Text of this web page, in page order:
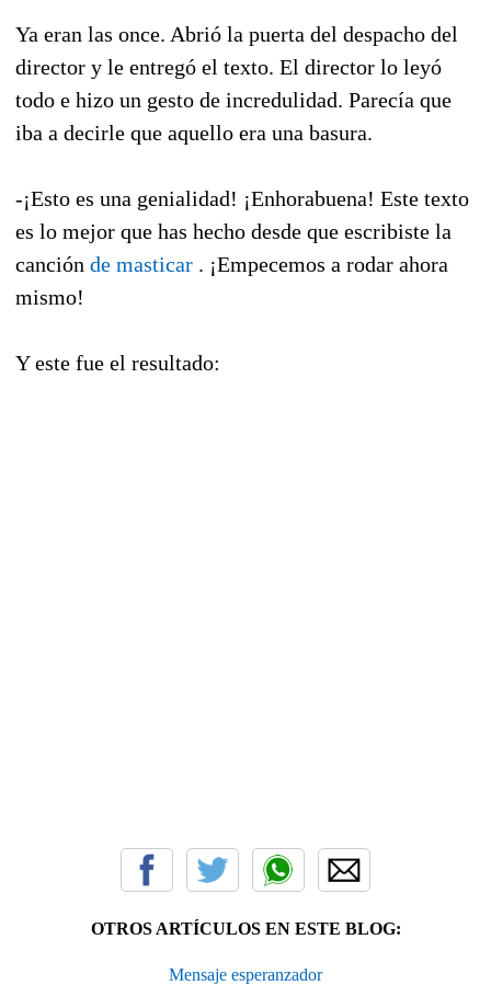
Ya eran las once. Abrió la puerta del despacho del
director y le entregó el texto. El director lo leyó
todo e hizo un gesto de incredulidad. Parecía que
iba a decirle que aquello era una basura.
-¡Esto es una genialidad! ¡Enhorabuena! Este texto
es lo mejor que has hecho desde que escribiste la
canción de masticar . ¡Empecemos a rodar ahora
mismo!
Y este fue el resultado:
OTROS ARTÍCULOS EN ESTE BLOG:
Mensaje esperanzador